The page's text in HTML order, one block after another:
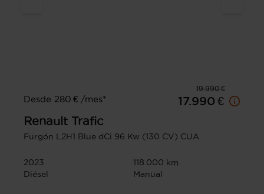
19.990 €
Desde 280 € /mes*
17.990 €
Renault Trafic
Furgón L2H1 Blue dCi 96 Kw (130 CV) CUA
2023
118.000 km
Diésel
Manual